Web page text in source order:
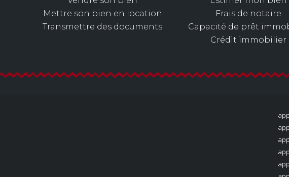
Mettre son bien en location
Transmettre des documents
Frais de notaire
Capacité de prêt
Crédit immobilier